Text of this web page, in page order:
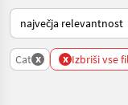
Tako je razvrščeno
Cat x x Izbriši vse